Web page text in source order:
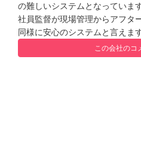
の難しいシステムとなっていま
社員監督が現場管理からアフタ
同様に安心のシステムと言えます
この会社のコ